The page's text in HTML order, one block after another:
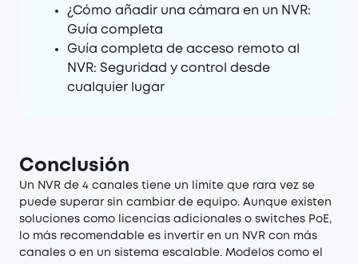
¿Cómo añadir una cámara en un NVR:
Guía completa
Guía completa de acceso remoto al
NVR: Seguridad y control desde
cualquier lugar
Conclusión
Un NVR de 4 canales tiene un límite que rara vez se
puede superar sin cambiar de equipo. Aunque existen
soluciones como licencias adicionales o switches PoE,
lo más recomendable es invertir en un NVR con más
canales o en un sistema escalable. Modelos como el